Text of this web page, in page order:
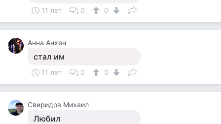
11 лет 0 0
Анна Анхен
стал им
11 лет 0 0
Свиридов Михаил
Любил